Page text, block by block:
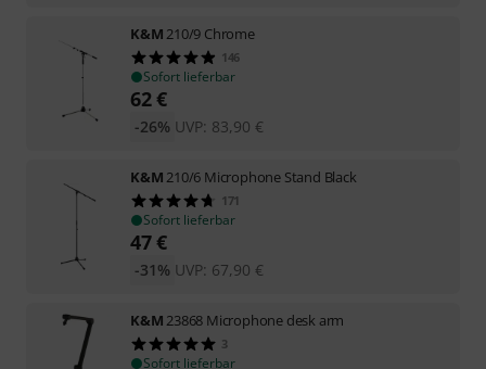
K&M 210/9 Chrome
146
Sofort lieferbar
62€
UVP: 83,90 €
-26%
K&M 210/6 Microphone Stand Black
171
Sofort lieferbar
47€
UVP: 67,90 €
-31%
K&M 23868 Microphone desk arm
3
Sofort lieferbar